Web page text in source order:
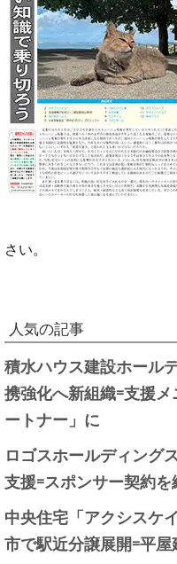
さい。
人気の記事
積水ハウス建設ホール
携強化へ新組織=支援
ートナー」に
ロゴスホールディング
支援=スポンサー契約
中央住宅「アクシスケ
市で駅近分譲展開=平